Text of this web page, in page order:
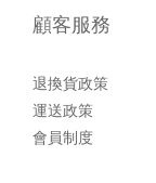
顧客服務
退換貨政策
運送政策
會員制度